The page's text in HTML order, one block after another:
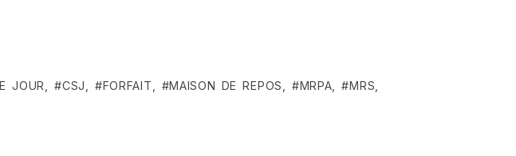
JOUR , CSJ FORFAIT MAISON DE REPOS MRPA , MRS